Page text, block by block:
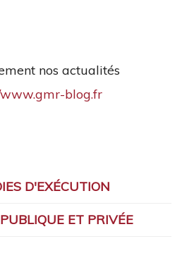
nos actualités
blog.fr
D'EXÉCUTION
ET PRIVÉE